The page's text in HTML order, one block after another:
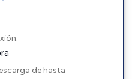
de hasta